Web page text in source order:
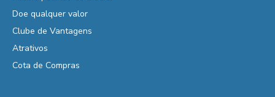
Doe qualquer valor
Clube de Vantagens
Atrativos
Cota de Compras